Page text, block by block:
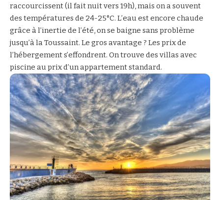
raccourcissent (il fait nuit vers 19h), mais on a souvent
des températures de 24-25°C. L’eau est encore chaude
grâce à l’inertie de l’été, on se baigne sans problème
jusqu’à la Toussaint. Le gros avantage ? Les prix de
l’hébergement s’effondrent. On trouve des villas avec
piscine au prix d’un appartement standard.